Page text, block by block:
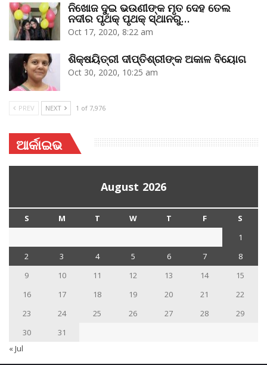
ନିଖୋଜ ଦୁଇ ଭଉଣୀଙ୍କ ମୃତ ଦେହ ତେଲ
ନଦୀର ପୃଥକ୍‌ ପୃଥକ୍‌ ସ୍ଥାନରୁ…
Oct 17, 2020, 8:22 am
ଶିକ୍ଷୟିତ୍ରୀ ଦୀପ୍ତିଶ୍ରୀଙ୍କ ଅକାଳ ବିୟୋଗ
Oct 30, 2020, 10:25 am
PREV NEXT 1 of 7,976
ଆର୍କାଇଭ
August 2026
S M T W T F
S
1
2
3 4 5 6 7
8
9
10 11 12 13 14
15
16
17 18 19 20 21
22
23
24 25 26 27 28
29
30
31
« Jul